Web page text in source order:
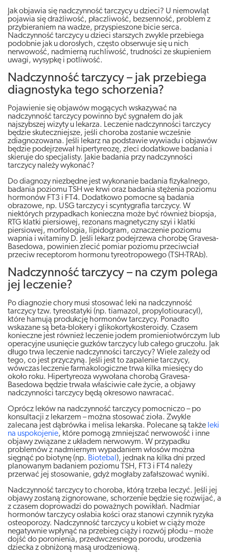
Jak objawia się nadczynność tarczycy u dzieci? U niemowląt
pojawia się drażliwość, płaczliwość, bezsenność, problem z
przybieraniem na wadze, przyspieszone bicie serca.
Nadczynność tarczycy u dzieci starszych zwykle przebiega
podobnie jak u dorosłych, często obserwuje się u nich
nerwowość, nadmierną ruchliwość, trudności ze skupieniem
uwagi, wysypkę i potliwość.
Nadczynność tarczycy – jak przebiega
diagnostyka tego schorzenia?
Pojawienie się objawów mogących wskazywać na
nadczynność tarczycy powinno być sygnałem do jak
najszybszej wizyty u lekarza. Leczenie nadczynności tarczycy
będzie skuteczniejsze, jeśli choroba zostanie wcześnie
zdiagnozowana. Jeśli lekarz na podstawie wywiadu i objawów
będzie podejrzewał hipertyreozę, zleci dodatkowe badania i
skieruje do specjalisty. Jakie badania przy nadczynności
tarczycy należy wykonać?
Do diagnozy niezbędne jest wykonanie badania fizykalnego,
badania poziomu TSH we krwi oraz badania stężenia poziomu
hormonów FT3 i FT4. Dodatkowo pomocne są badania
obrazowe, np. USG tarczycy i scyntygrafia tarczycy. W
niektórych przypadkach konieczna może być również biopsja,
RTG klatki piersiowej, rezonans magnetyczny szyi i klatki
piersiowej, morfologia, lipidogram, oznaczenie poziomu
wapnia i witaminy D. Jeśli lekarz podejrzewa chorobę Gravesa-
Basedowa, powinien zlecić pomiar poziomu przeciwciał
przeciw receptorom hormonu tyreotropowego (TSH-TRAb).
Nadczynność tarczycy – na czym polega
jej leczenie?
Po diagnozie chory musi stosować leki na nadczynność
tarczycy tzw. tyreostatyki (np. tiamazol, propylotiouracyl),
które hamują produkcję hormonów tarczycy. Ponadto
wskazane są beta-blokery i glikokortykosteroidy. Czasem
konieczne jest również leczenie jodem promieniotwórczym lub
operacyjne usunięcie guzków tarczycy lub całego gruczołu. Jak
długo trwa leczenie nadczynności tarczycy? Wiele zależy od
tego, co jest przyczyną. Jeśli jest to zapalenie tarczycy,
wówczas leczenie farmakologiczne trwa kilka miesięcy do
około roku. Hipertyreoza wywołana chorobą Gravesa-
Basedowa będzie trwała właściwie całe życie, a objawy
nadczynności tarczycy będą okresowo nawracać.
Oprócz leków na nadczynność tarczycy pomocniczo – po
konsultacji z lekarzem – można stosować zioła. Zwykle
zalecana jest dąbrówka i melisa lekarska. Polecane są także leki
na uspokojenie, które pomogą zmniejszać nerwowość i inne
objawy związane z układem nerwowym. W przypadku
problemów z nadmiernym wypadaniem włosów można
sięgnąć po biotynę (np. Biotebal ), jednak na kilka dni przed
planowanym badaniem poziomu TSH, FT3 i FT4 należy
przerwać jej stosowanie, gdyż mogłaby zafałszować wyniki.
Nadczynność tarczycy to choroba, którą trzeba leczyć. Jeśli jej
objawy zostaną zignorowane, schorzenie będzie się rozwijać, a
z czasem doprowadzi do poważnych powikłań. Nadmiar
hormonów tarczycy osłabia kości oraz stanowi czynnik ryzyka
osteoporozy. Nadczynność tarczycy u kobiet w ciąży może
negatywnie wpłynąć na przebieg ciąży i rozwój płodu – może
dojść do poronienia, przedwczesnego porodu, urodzenia
dziecka z obniżoną masą urodzeniową.